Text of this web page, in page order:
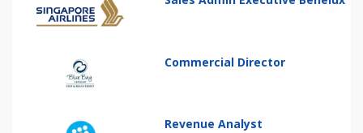
Commercial Director
Revenue Analyst